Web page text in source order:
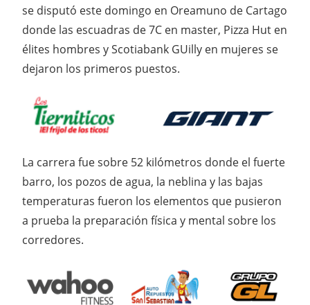
se disputó este domingo en Oreamuno de Cartago
donde las escuadras de 7C en master, Pizza Hut en
élites hombres y Scotiabank GUilly en mujeres se
dejaron los primeros puestos.
La carrera fue sobre 52 kilómetros donde el fuerte
barro, los pozos de agua, la neblina y las bajas
temperaturas fueron los elementos que pusieron
a prueba la preparación física y mental sobre los
corredores.